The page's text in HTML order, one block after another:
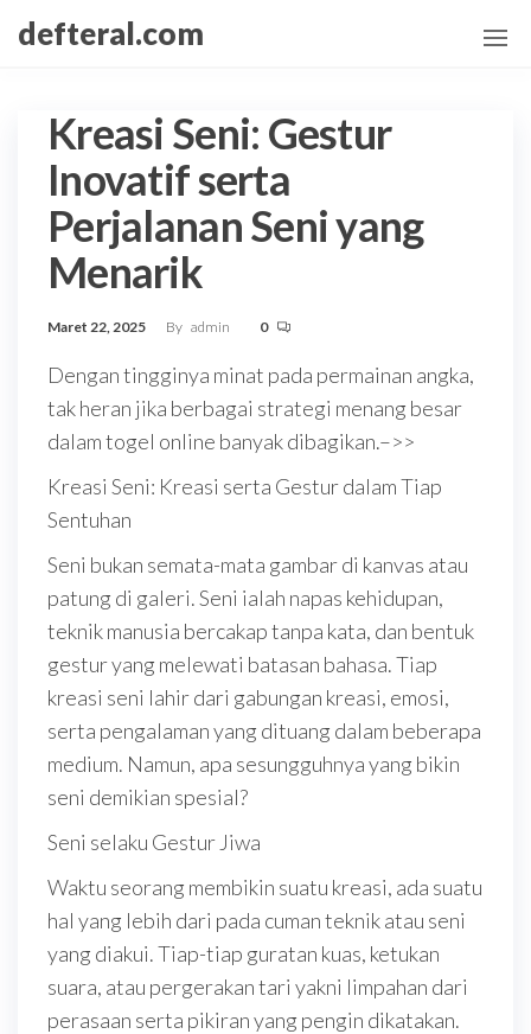
Skip
content
defteral.com
Kreasi Seni: Gestur
Inovatif serta
Perjalanan Seni yang
Menarik
Maret 22, 2025 By admin 0
Dengan tingginya minat pada permainan angka,
tak heran jika berbagai strategi menang besar
dalam togel online banyak dibagikan.–>>
Kreasi Seni: Kreasi serta Gestur dalam Tiap
Sentuhan
Seni bukan semata-mata gambar di kanvas atau
patung di galeri. Seni ialah napas kehidupan,
teknik manusia bercakap tanpa kata, dan bentuk
gestur yang melewati batasan bahasa. Tiap
kreasi seni lahir dari gabungan kreasi, emosi,
serta pengalaman yang dituang dalam beberapa
medium. Namun, apa sesungguhnya yang bikin
seni demikian spesial?
Seni selaku Gestur Jiwa
Waktu seorang membikin suatu kreasi, ada suatu
hal yang lebih dari pada cuman teknik atau seni
yang diakui. Tiap-tiap guratan kuas, ketukan
suara, atau pergerakan tari yakni limpahan dari
perasaan serta pikiran yang pengin dikatakan.